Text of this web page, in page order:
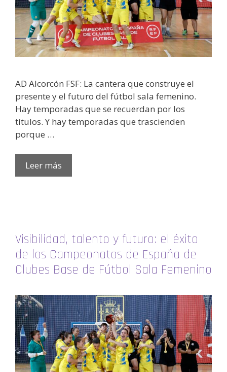
AD Alcorcón FSF: La cantera que construye el
presente y el futuro del fútbol sala femenino.
Hay temporadas que se recuerdan por los
títulos. Y hay temporadas que trascienden
porque …
Leer más
Visibilidad, talento y futuro: el éxito
de los Campeonatos de España de
Clubes Base de Fútbol Sala Femenino